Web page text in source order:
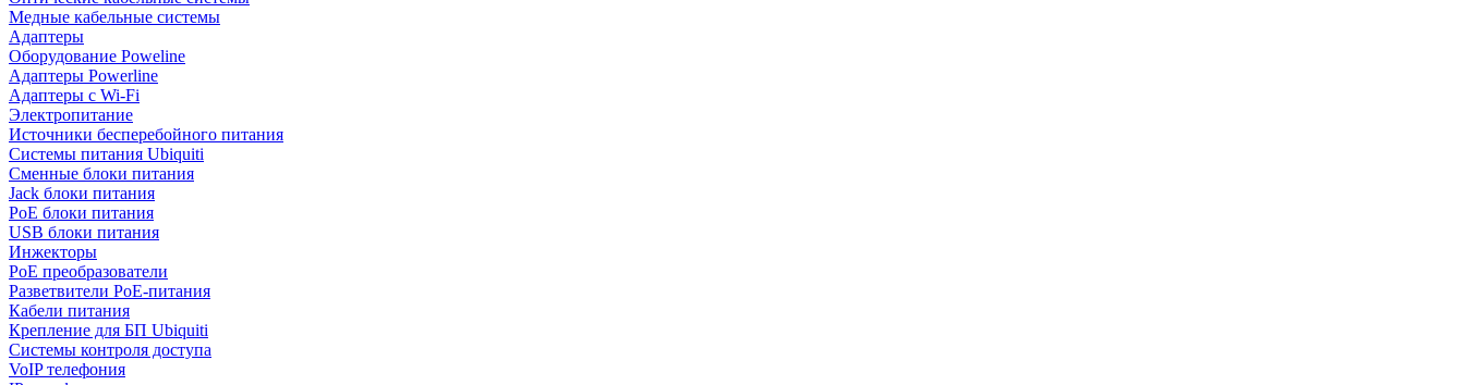
Медные кабельные системы
Адаптеры
Оборудование Poweline
Адаптеры Powerline
Адаптеры с Wi-Fi
Электропитание
Источники бесперебойного питания
Системы питания Ubiquiti
Сменные блоки питания
Jack блоки питания
PoE блоки питания
USB блоки питания
Инжекторы
PoE преобразователи
Разветвители PoE-питания
Кабели питания
Крепление для БП Ubiquiti
Системы контроля доступа
VoIP телефония